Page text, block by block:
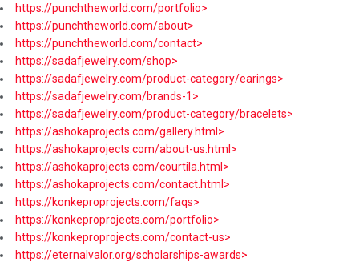
https://punchtheworld.com/portfolio>
https://punchtheworld.com/about>
https://punchtheworld.com/contact>
https://sadafjewelry.com/shop>
https://sadafjewelry.com/product-category/earings>
https://sadafjewelry.com/brands-1>
https://sadafjewelry.com/product-category/bracelets>
https://ashokaprojects.com/gallery.html>
https://ashokaprojects.com/about-us.html>
https://ashokaprojects.com/courtila.html>
https://ashokaprojects.com/contact.html>
https://konkeproprojects.com/faqs>
https://konkeproprojects.com/portfolio>
https://konkeproprojects.com/contact-us>
https://eternalvalor.org/scholarships-awards>